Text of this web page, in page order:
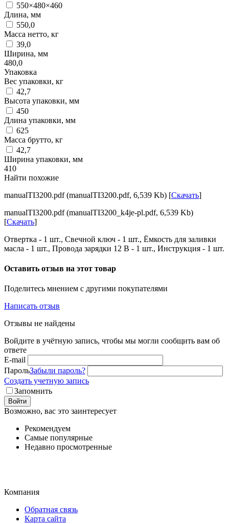
550×480×460
Длина, мм
550,0
Масса нетто, кг
39,0
Ширина, мм
480,0
Упаковка
Вес упаковки, кг
42,7
Высота упаковки, мм
450
Длина упаковки, мм
625
Масса брутто, кг
42,7
Ширина упаковки, мм
410
Найти похожие
manualTI3200.pdf (manualTI3200.pdf, 6,539 Kb) [Скачать]
manualTI3200.pdf (manualTI3200_k4je-pl.pdf, 6,539 Kb)
[Скачать]
Отвертка - 1 шт., Свечной ключ - 1 шт., Ёмкость для заливки
масла - 1 шт., Провода зарядки 12 В - 1 шт., Инструкция - 1 шт.
Оставить отзыв на этот товар
Поделитесь мнением с другими покупателями
Написать отзыв
Отзывы не найдены
Войдите в учётную запись, чтобы мы могли сообщить вам об
ответе
E-mail
ПарольЗабыли пароль?
Создать учетную запись
Запомнить
Войти
Возможно, вас это заинтересует
Рекомендуем
Самые популярные
Недавно просмотренные
Компания
Обратная связь
Карта сайта